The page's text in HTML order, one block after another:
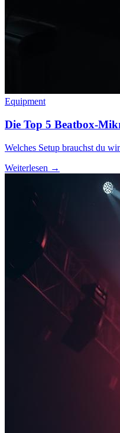
Equipment
Die Top 5 Beatbox-
Welches Setup brauchst du
Weiterlesen →